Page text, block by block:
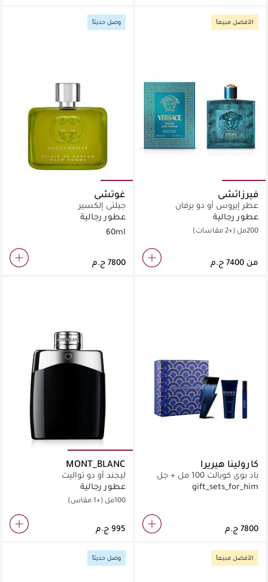
الأفضل مبيعاً
فيرزاتشي
عطر إيروس أو دو برفان
عطور رجالية
200مل (+2 مقاسات)
من
وصل حديثاً
غوتشي
جيلتي إلكسير
عطور رجالية
60ml
كارولينا هيريرا
باد بوي كوبالت 100 مل + جل
استحمام 100 مل + عبوة
صغيرة 10 مل
gift_sets_for_him
MONT_BLANC
ليجند أو دو تواليت
عطور رجالية
100مل (+1 مقاس)
الأفضل مبيعاً وصل حديثاً